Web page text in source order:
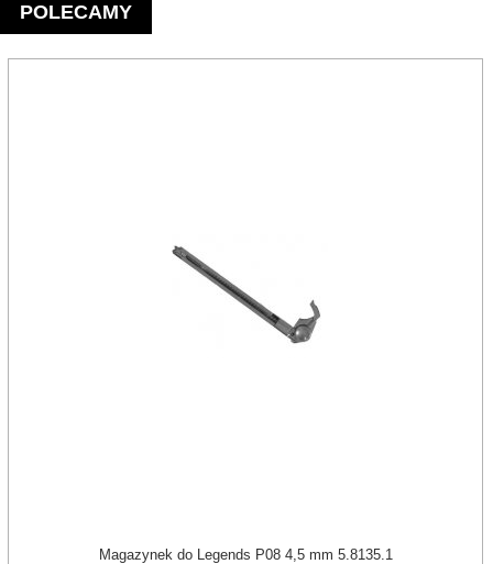
POLECAMY
Magazynek do Legends P08 4,5 mm 5.8135.1